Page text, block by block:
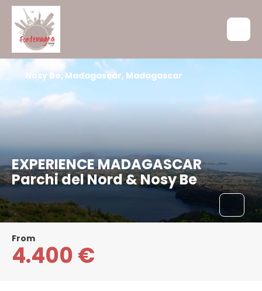
EXPERIENCE MADAGASCAR
Parchi del Nord & Nosy Be
Nosy Be, Madagascar, Madagascar
From
4.400 €